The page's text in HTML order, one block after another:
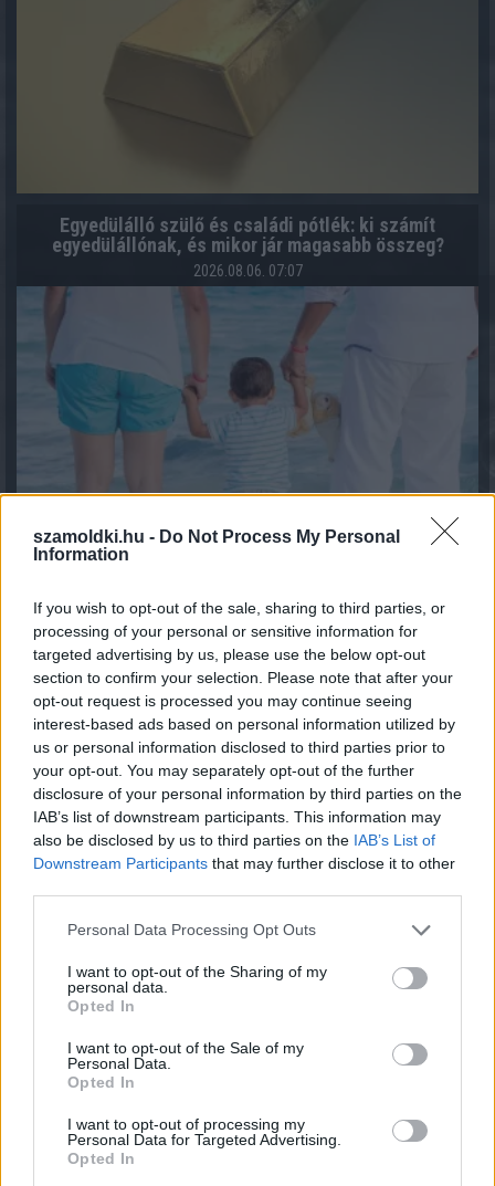
szamoldki.hu - Do Not Process My Personal
Information
If you wish to opt-out of the sale, sharing to third parties, or
processing of your personal or sensitive information for
targeted advertising by us, please use the below opt-out
section to confirm your selection. Please note that after your
opt-out request is processed you may continue seeing
interest-based ads based on personal information utilized by
us or personal information disclosed to third parties prior to
your opt-out. You may separately opt-out of the further
disclosure of your personal information by third parties on the
IAB’s list of downstream participants. This information may
also be disclosed by us to third parties on the IAB’s List of
Downstream Participants that may further disclose it to other
Please note that this website/app uses one or more Google
not limited to your visit or usage behaviour. You may click to
grant or deny consent to Google and its third-party tags to
use your data for below specified purposes in below Google
consent section.
Personal Data Processing Opt Outs
I want to opt-out of the Sharing of my
personal data.
Opted In
I want to opt-out of the Sale of my
Personal Data.
Opted In
I want to opt-out of processing my
Personal Data for Targeted Advertising.
Opted In
Egyedülálló szülő és családi pótlék: ki számít
egyedülállónak, és mikor jár magasabb összeg?
2026.08.06. 07:07
És ezeket kiszámoltad már?
KISZÁMOLOM!